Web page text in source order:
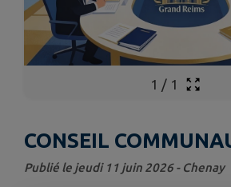
1 / 1
CONSEIL
Publié le jeudi 11 juin 2026 - Chenay